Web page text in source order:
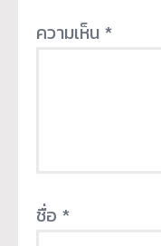
ความเห็น *
ชื่อ *